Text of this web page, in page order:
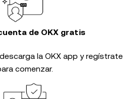
de OKX gratis
la OKX app y regístrate
comenzar.